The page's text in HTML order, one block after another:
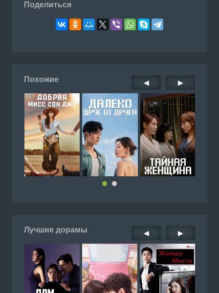
Поделиться
Похожие ◀ ▶
Лучшие дорамы ◀ ▶